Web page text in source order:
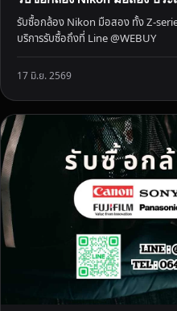
ใ
ร
ค
ง
รับซื้อกล้อง Nikon มือสอง ทั้ง Z-
บริการรับซื้อถึงที่ Line @WEBUY
17 มิ.ย. 2569